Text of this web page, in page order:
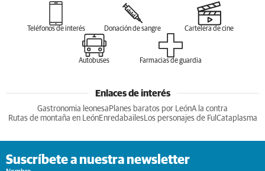
Teléfonos de interés Donación de sangre Cartelera de cine
Autobuses Farmacias de guardia
Enlaces de interés
Gastronomia leonesa Planes baratos por LeónA la contra
Rutas de montaña en LeónEnredabailesLos personajes de Ful Cataplasma
Suscríbete a nuestra newsletter